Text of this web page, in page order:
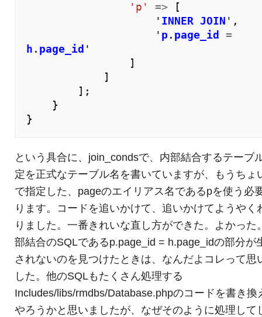
'p'
=>
[
' INNER JOIN ' ,
' p . page_id
=
h . page_id '
]
]
];
}
}
という具合に、join_condsで、内部結合するテーブ
定を正式なテーブル名を書いていますが、もうちょ
で指定した、pageのエイリアス名であるpを使う必
ります。コードを追いかけて、追いかけてようやく
りました。一番きれいな直し方ができた。よかった
部結合のSQLであるp.page_id = h.page_idの部分が
されないのを見つけたときは、なんだよコレって思
した。他のSQLもたくさん処理する
Includes/libs/rmdbs/Database.phpのコードを書き換
やろうかと思いましたが、なぜそのように処理して